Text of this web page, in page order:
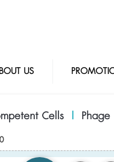
US
Cells |